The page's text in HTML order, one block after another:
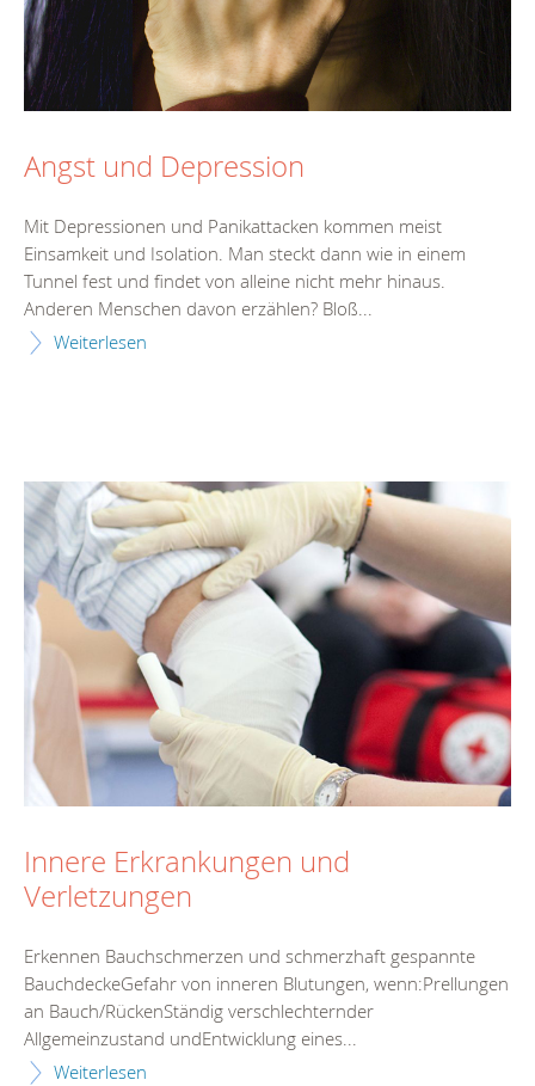
Angst und Depression
Mit Depressionen und Panikattacken kommen meist
Einsamkeit und Isolation. Man steckt dann wie in einem
Tunnel fest und findet von alleine nicht mehr hinaus.
Anderen Menschen davon erzählen? Bloß...
Weiterlesen
Innere Erkrankungen und
Verletzungen
Erkennen Bauchschmerzen und schmerzhaft gespannte
BauchdeckeGefahr von inneren Blutungen, wenn:Prellungen
an Bauch/RückenStändig verschlechternder
Allgemeinzustand undEntwicklung eines...
Weiterlesen